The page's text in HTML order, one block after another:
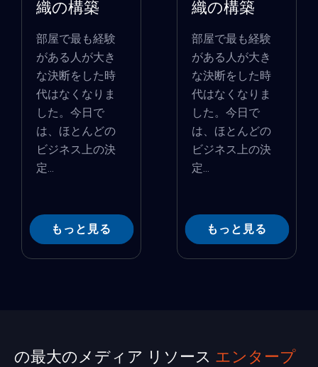
織の構築
部屋で最も経験
がある人が大き
な決断をした時
代はなくなりま
した。今日で
は、ほとんどの
ビジネス上の決
定...
もっと見る
織の構築
部屋で最も経験
がある人が大き
な決断をした時
代はなくなりま
した。今日で
は、ほとんどの
ビジネス上の決
定...
もっと見る
の最大のメディア リソース エンタープ